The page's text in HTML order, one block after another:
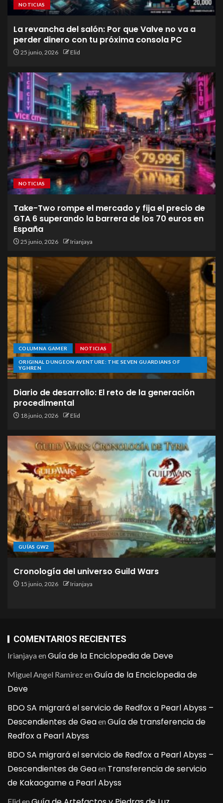
NOTICIAS
La revancha del salón: Por que Valve no va a
perder dinero con tu próxima consola PC
25 junio, 2026 Elid
NOTICIAS
Take-Two rompe el mercado y fija el precio de
GTA 6 superando la barrera de los 70 euros en
España
25 junio, 2026 Irianjaya
COLUMNA GAMER NOTICIAS
ORIGINAL DUNGEON AVENTURE: THE SEVEN GUARDIANS OF
YGHREN
Diario de desarrollo: El reto de la generación
procedimental
18 junio, 2026 Elid
GUÍAS GW2
Cronología del universo Guild Wars
15 junio, 2026 Irianjaya
COMENTARIOS RECIENTES
IrianjayaenGuía de la Enciclopedia de Deve
Miguel Angel RamirezenGuía de la Enciclopedia de
Deve
BDO SA migrará el servicio de Redfox a Pearl Abyss –
Descendientes de GeaenGuía de transferencia de
Redfox a Pearl Abyss
BDO SA migrará el servicio de Redfox a Pearl Abyss –
Descendientes de Geaen Transferencia de servicio
de Kakaogame a Pearl Abyss